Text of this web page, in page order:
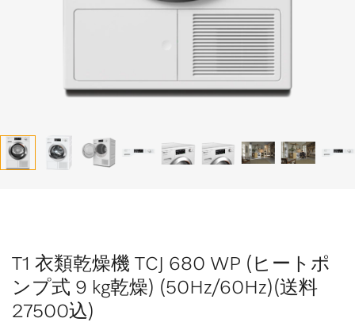
T1 衣類乾燥機 TCJ 680 WP (ヒートポ
ンプ式 9 kg乾燥) (50Hz/60Hz)(送料
27500込)